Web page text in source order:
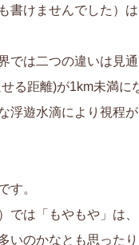
書けませんでした）
では二つの違いは見通
る距離)が1km未満
浮遊水滴により視程
す。
では「もやもや」は
いのかなとも思った